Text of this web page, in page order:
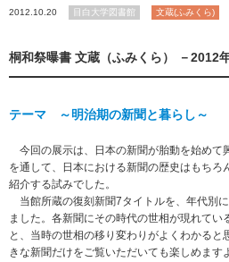
2012.10.20 目白大学図書館 文蔵(ふみくら)
桐和祭曝書 文蔵（ふみくら） －2012
テーマ ～明治期の新聞と暮らし～
今回の展示は、日本の新聞が胎動を始めて
を通して、日本における新聞の歴史はもちろ
紹介する試みでした。
当館所蔵の復刻新聞7タイトルを、年代別
ました。各新聞にその時代の世相が現れてい
と、当時の世相の移り変わりがよくわかる
きな新聞だけをご覧いただいても楽しめます